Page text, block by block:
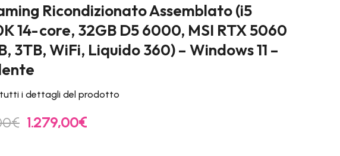
Ricondizionato Assemblato (i5
14-core, 32GB D5 6000, MSI RTX 5060
3TB, WiFi, Liquido 360) – Windows 11 –
i dettagli del prodotto
€ Il
prezzo
1.279,00€Il
prezzo